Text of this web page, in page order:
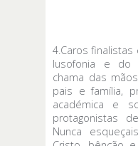
4.Caros finalistas
lusofonia e do
chama das
pais e família,
académica e
protagonistas
Nunca